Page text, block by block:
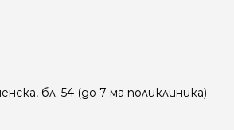
бл. 54 (до 7-ма поликлиника)